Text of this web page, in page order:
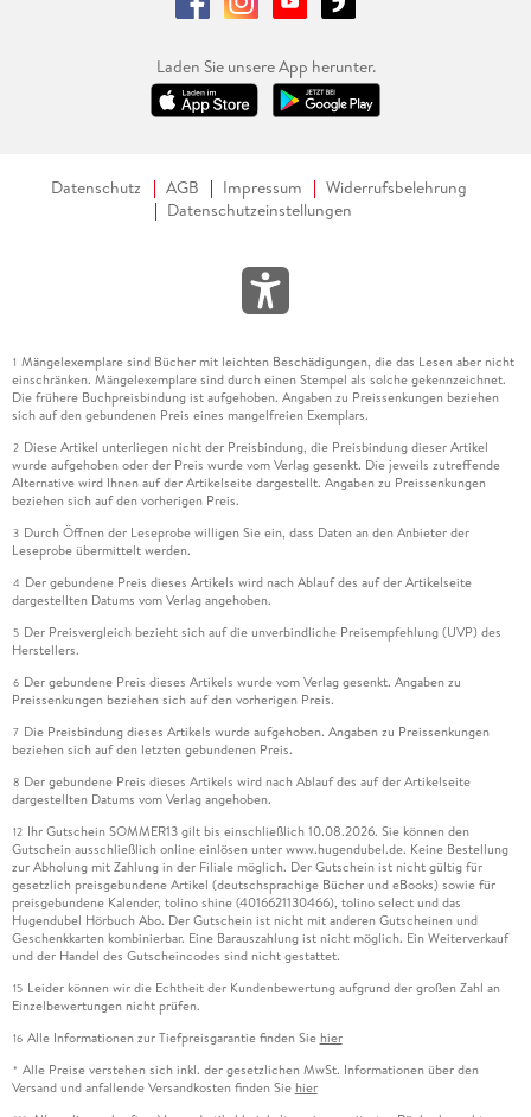
Laden Sie unsere App herunter.
Datenschutz AGB Impressum
Widerrufsbelehrung
Datenschutzeinstellungen
1 Mängelexemplare sind Bücher mit leichten Beschädigungen, die das Lesen aber nicht
einschränken. Mängelexemplare sind durch einen Stempel als solche gekennzeichnet.
Die frühere Buchpreisbindung ist aufgehoben. Angaben zu Preissenkungen beziehen
sich auf den gebundenen Preis eines mangelfreien Exemplars.
2 Diese Artikel unterliegen nicht der Preisbindung, die Preisbindung dieser Artikel
wurde aufgehoben oder der Preis wurde vom Verlag gesenkt. Die jeweils zutreffende
Alternative wird Ihnen auf der Artikelseite dargestellt. Angaben zu Preissenkungen
beziehen sich auf den vorherigen Preis.
3 Durch Öffnen der Leseprobe willigen Sie ein, dass Daten an den Anbieter der
Leseprobe übermittelt werden.
4 Der gebundene Preis dieses Artikels wird nach Ablauf des auf der Artikelseite
dargestellten Datums vom Verlag angehoben.
5 Der Preisvergleich bezieht sich auf die unverbindliche Preisempfehlung (UVP) des
Herstellers.
6 Der gebundene Preis dieses Artikels wurde vom Verlag gesenkt. Angaben zu
Preissenkungen beziehen sich auf den vorherigen Preis.
7 Die Preisbindung dieses Artikels wurde aufgehoben. Angaben zu Preissenkungen
beziehen sich auf den letzten gebundenen Preis.
8 Der gebundene Preis dieses Artikels wird nach Ablauf des auf der Artikelseite
dargestellten Datums vom Verlag angehoben.
12 Ihr Gutschein SOMMER13 gilt bis einschließlich 10.08.2026. Sie können den
Gutschein ausschließlich online einlösen unter www.hugendubel.de. Keine Bestellung
zur Abholung mit Zahlung in der Filiale möglich. Der Gutschein ist nicht gültig für
gesetzlich preisgebundene Artikel (deutschsprachige Bücher und eBooks) sowie für
preisgebundene Kalender, tolino shine (4016621130466), tolino select und das
Hugendubel Hörbuch Abo. Der Gutschein ist nicht mit anderen Gutscheinen und
Geschenkkarten kombinierbar. Eine Barauszahlung ist nicht möglich. Ein Weiterverkauf
und der Handel des Gutscheincodes sind nicht gestattet.
15 Leider können wir die Echtheit der Kundenbewertung aufgrund der großen Zahl an
Einzelbewertungen nicht prüfen.
16 Alle Informationen zur Tiefpreisgarantie finden Sie hier
* Alle Preise verstehen sich inkl. der gesetzlichen MwSt. Informationen über den
Versand und anfallende Versandkosten finden Sie hier